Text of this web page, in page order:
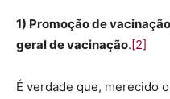
1) Promoção de
geral de vacinação. [2]
É verdade que, merecido